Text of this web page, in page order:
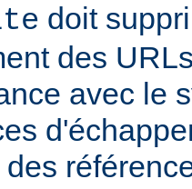
doit
des
avec le